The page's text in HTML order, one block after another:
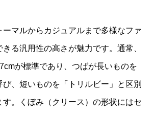
ーマルからカジュアルまで多様なファ
る汎用性の高さが魅力です。通常、
が標準であり、つばが長いものを
び、短いものを「トリルビー」と区別
す。くぼみ（クリース）の形状にはセ